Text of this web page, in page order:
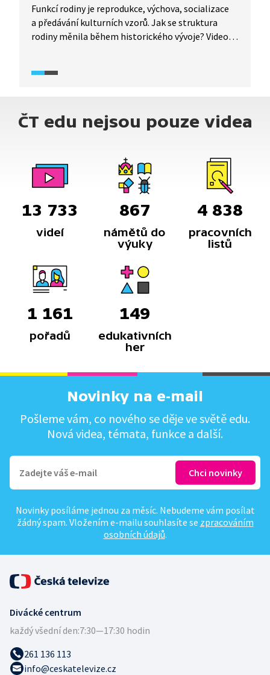
Funkcí rodiny je reprodukce, výchova, socializace
a předávání kulturních vzorů. Jak se struktura
rodiny měnila během historického vývoje? Video
od antiky až po čas novověku, kdy se objevuje výraz
ČT edu nejsou pouze videa
13 733
videí
867
námětů do
výuky
4 838
pracovních
listů
1 161
pořadů
149
edukativních
her
Novinky na e-mail
Pošleme vám, co nového se děje ve světě edu.
Nová videa, témata, funkce a další.
Novinky posíláme jednou za měsíc. Nebudeme vám posílat
žádný spam. Vložením e-mailu souhlasíte se zpracováním
osobních údajů.